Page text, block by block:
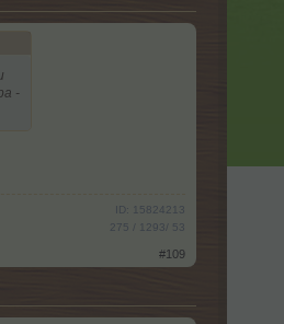
-
ID: 15824213
275 / 1293/ 53
#109